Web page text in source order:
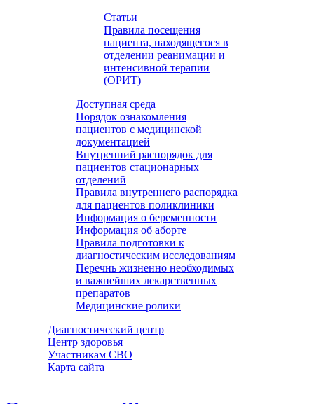
Статьи
Правила посещения
пациента, находящегося в
отделении реанимации и
интенсивной терапии
(ОРИТ)
Доступная среда
Порядок ознакомления
пациентов с медицинской
документацией
Внутренний распорядок для
пациентов стационарных
отделений
Правила внутреннего распорядка
для пациентов поликлиники
Информация о беременности
Информация об аборте
Правила подготовки к
диагностическим исследованиям
Перечнь жизненно необходимых
и важнейших лекарственных
препаратов
Медицинские ролики
Диагностический центр
Центр здоровья
Участникам СВО
Карта сайта